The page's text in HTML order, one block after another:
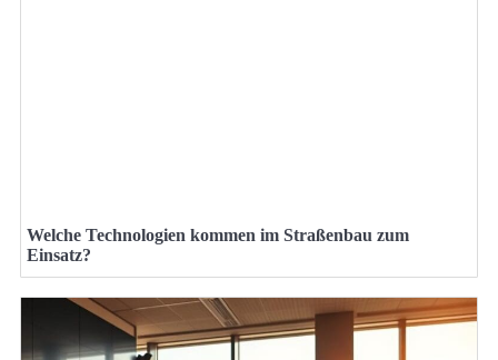
Welche Technologien kommen im Straßenbau zum
Einsatz?